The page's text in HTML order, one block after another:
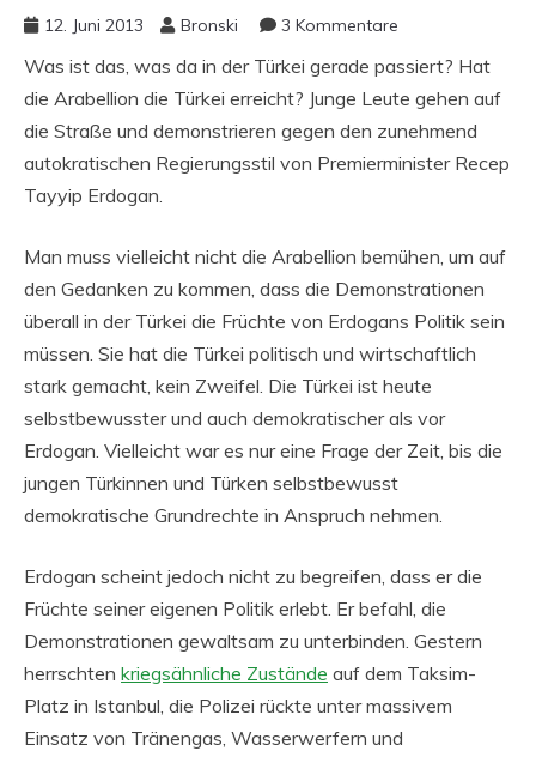
12. Juni 2013 Bronski 3 Kommentare
Was ist das, was da in der Türkei gerade passiert? Hat
die Arabellion die Türkei erreicht? Junge Leute gehen auf
die Straße und demonstrieren gegen den zunehmend
autokratischen Regierungsstil von Premierminister Recep
Tayyip Erdogan.
Man muss vielleicht nicht die Arabellion bemühen, um auf
den Gedanken zu kommen, dass die Demonstrationen
überall in der Türkei die Früchte von Erdogans Politik sein
müssen. Sie hat die Türkei politisch und wirtschaftlich
stark gemacht, kein Zweifel. Die Türkei ist heute
selbstbewusster und auch demokratischer als vor
Erdogan. Vielleicht war es nur eine Frage der Zeit, bis die
jungen Türkinnen und Türken selbstbewusst
demokratische Grundrechte in Anspruch nehmen.
Erdogan scheint jedoch nicht zu begreifen, dass er die
Früchte seiner eigenen Politik erlebt. Er befahl, die
Demonstrationen gewaltsam zu unterbinden. Gestern
herrschten kriegsähnliche Zustände auf dem Taksim-
Platz in Istanbul, die Polizei rückte unter massivem
Einsatz von Tränengas, Wasserwerfern und